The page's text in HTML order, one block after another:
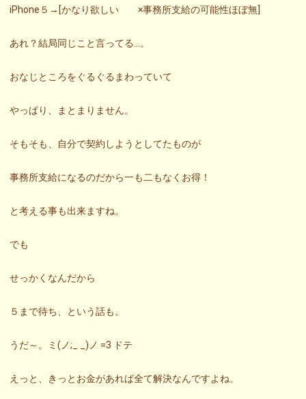
iPhone５→[かなり欲しい ×事務所支給の可能性ほぼ無]
あれ？結局同じこと言ってる…。
おなじところをぐるぐるまわっていて
やっぱり、まとまりません。
そもそも、自分で契約しようとしてたものが
事務所支給になるのだから一も二もなくお得！
と考える事も出来ますね。
でも
せっかくなんだから
５まで待ち、という話も。
うだ～。ミ(ノ;_ _)ノ =3 ドテ
えっと、きっとお金があれば全て解決なんですよね。